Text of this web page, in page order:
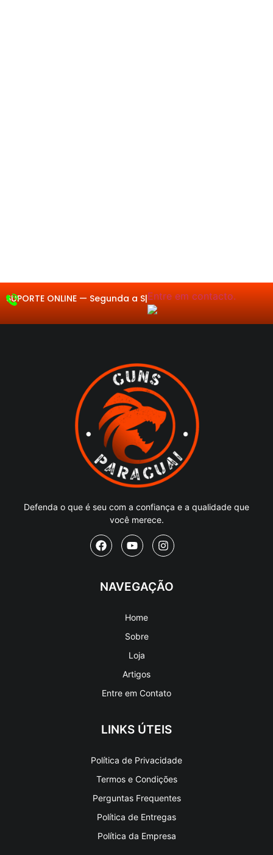
SUPORTE ONLINE — Segu|Entre em contacto.
Defenda o que é seu com a confiança e a qualidade que
você merece.
NAVEGAÇÃO
Home
Sobre
Loja
Artigos
Entre em Contato
LINKS ÚTEIS
Política de Privacidade
Termos e Condições
Perguntas Frequentes
Política de Entregas
Política da Empresa